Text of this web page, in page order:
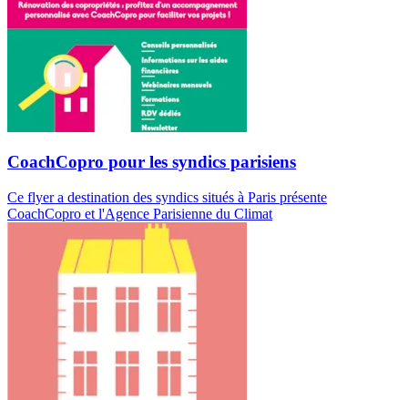
CoachCopro pour les syndics parisiens
Ce flyer a destination des syndics situés à Paris présente
CoachCopro et l'Agence Parisienne du Climat